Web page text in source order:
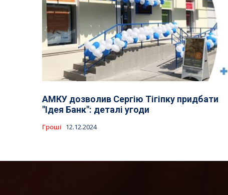
АМКУ дозволив Сергію Тігіпку придбати
"Ідея Банк": деталі угоди
Гроші 12.12.2024